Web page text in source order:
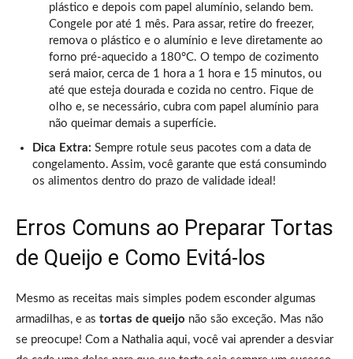
plástico e depois com papel alumínio, selando bem.
Congele por até 1 mês. Para assar, retire do freezer,
remova o plástico e o alumínio e leve diretamente ao
forno pré-aquecido a 180°C. O tempo de cozimento
será maior, cerca de 1 hora a 1 hora e 15 minutos, ou
até que esteja dourada e cozida no centro. Fique de
olho e, se necessário, cubra com papel alumínio para
não queimar demais a superfície.
Dica Extra: Sempre rotule seus pacotes com a data de
congelamento. Assim, você garante que está consumindo
os alimentos dentro do prazo de validade ideal!
Erros Comuns ao Preparar Tortas
de Queijo e Como Evitá-los
Mesmo as receitas mais simples podem esconder algumas
armadilhas, e as tortas de queijo não são exceção. Mas não
se preocupe! Com a Nathalia aqui, você vai aprender a desviar